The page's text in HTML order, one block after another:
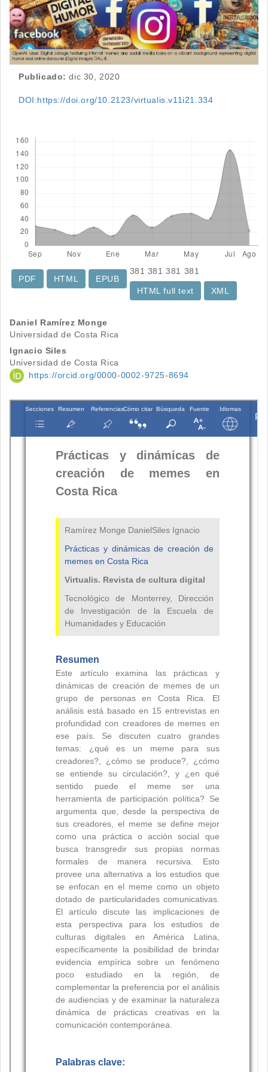
Publicado: dic 30, 2020
DOI:https://doi.org/10.2123/virtualis.v11i21.334
381
PDF
381
HTML
381
EPUB
381
HTML full text XML
Contenido
principal
del
artículo
Daniel Ramírez Monge
Universidad de Costa Rica
Ignacio Siles
Universidad de Costa Rica
https://orcid.org/0000-0002-9725-8694